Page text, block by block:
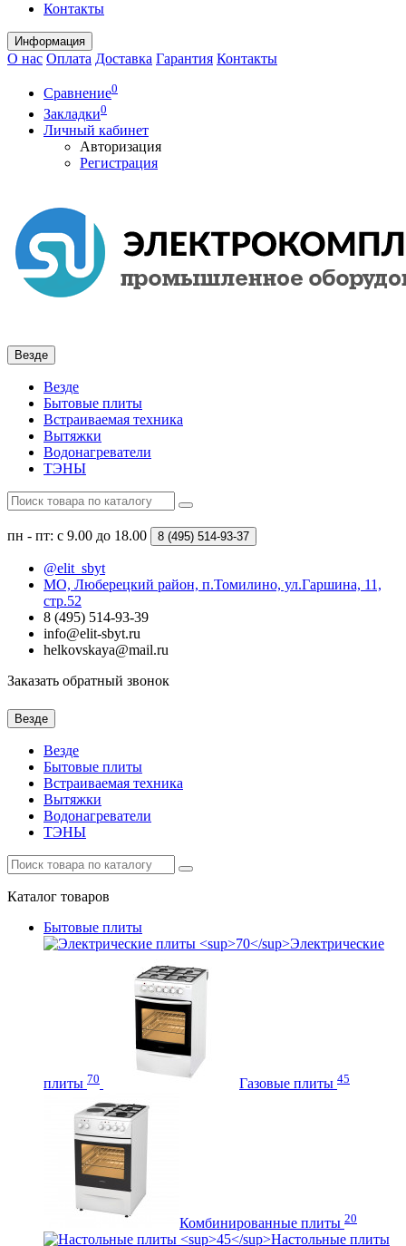
Контакты
Информация
О нас Оплата Доставка Гарантия Контакты
Сравнение0
Закладки0
Личный кабинет
Авторизация
Регистрация
Везде
Везде
Бытовые плиты
Встраиваемая техника
Вытяжки
Водонагреватели
ТЭНЫ
пн - пт: с 9.00 до 18.00 8 (495) 514-93-37
@elit_sbyt
МО, Люберецкий район, п.Томилино, ул.Гаршина, 11,
стр.52
8 (495) 514-93-39
info@elit-sbyt.ru
helkovskaya@mail.ru
Заказать обратный звонок
Везде
Везде
Бытовые плиты
Встраиваемая техника
Вытяжки
Водонагреватели
ТЭНЫ
Каталог товаров
Бытовые плиты
Электрические
плиты 70 Газовые плиты 45
Комбинированные плиты 20
Настольные плиты